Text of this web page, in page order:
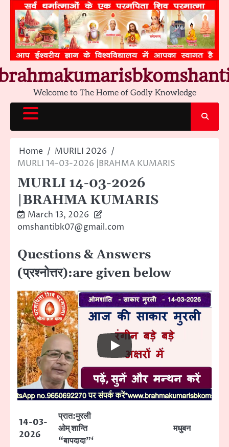
content
Welcome to The Home of Godly Knowledge
Home
MURILI 2026
MURLI 14-03-2026 |BRAHMA KUMARIS
MURLI 14-03-2026
|BRAHMA KUMARIS
March 13, 2026
omshantibk07@gmail.com
Questions & Answers
(प्रश्नोत्तर):are given below
14-03-
2026
प्रात:मुरली
ओम् शान्ति
“बापदादा”‘
मधुबन